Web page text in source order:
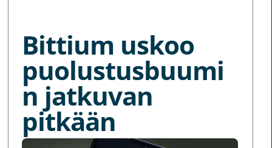
Bittium uskoo
puolustusbuumi
n jatkuvan
pitkään